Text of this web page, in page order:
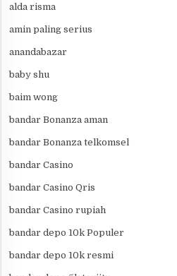
alda risma
amin paling serius
anandabazar
baby shu
baim wong
bandar Bonanza aman
bandar Bonanza telkomsel
bandar Casino
bandar Casino Qris
bandar Casino rupiah
bandar depo 10k Populer
bandar depo 10k resmi